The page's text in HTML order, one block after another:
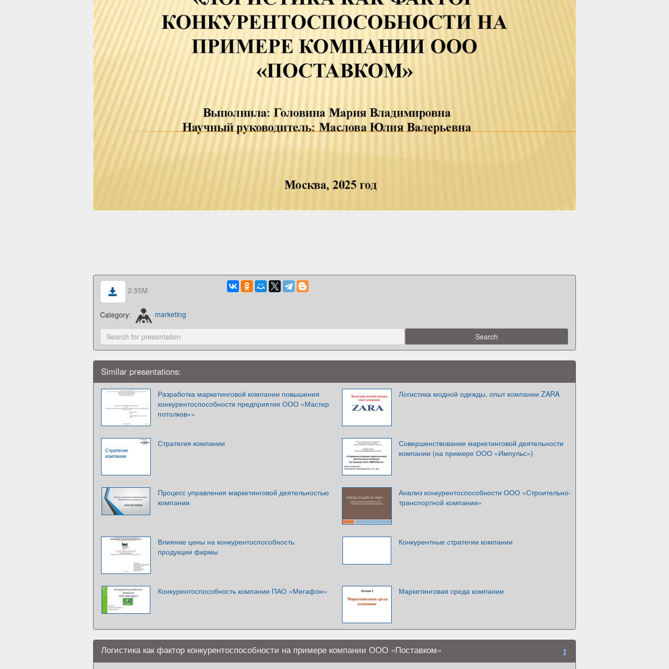
2.55M
Category: marketing
Similar presentations:
Разработка маркетинговой компании повышения
конкурентоспособности предприятия ООО «Мастер
потолков»»
Логистика модной одежды, опыт компании ZARA
Стратегия компании
Совершенствование маркетинговой деятельности
компании (на примере ООО «Импульс»)
Процесс управления маркетинговой деятельностью
компании
Анализ конкурентоспособности ООО «Строительно-
транспортной компании»
Влияние цены на конкурентоспособность
продукции фирмы
Конкурентные стратегии компании
Конкурентоспособность компании ПАО «Мегафон» Маркетинговая среда компании
Логистика как фактор конкурентоспособности на примере компании ООО «Поставком»